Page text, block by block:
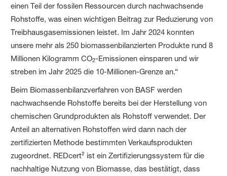
einen Teil der fossilen Ressourcen durch nachwachsende
Rohstoffe, was einen wichtigen Beitrag zur Reduzierung von
Treibhausgasemissionen leistet. Im Jahr 2024 konnten
unsere mehr als 250 biomassenbilanzierten Produkte rund 8
Millionen Kilogramm CO2-Emissionen einsparen und wir
streben im Jahr 2025 die 10-Millionen-Grenze an.“
Beim Biomassenbilanzverfahren von BASF werden
nachwachsende Rohstoffe bereits bei der Herstellung von
chemischen Grundprodukten als Rohstoff verwendet. Der
Anteil an alternativen Rohstoffen wird dann nach der
zertifizierten Methode bestimmten Verkaufsprodukten
zugeordnet. REDcert² ist ein Zertifizierungssystem für die
nachhaltige Nutzung von Biomasse, das bestätigt, dass